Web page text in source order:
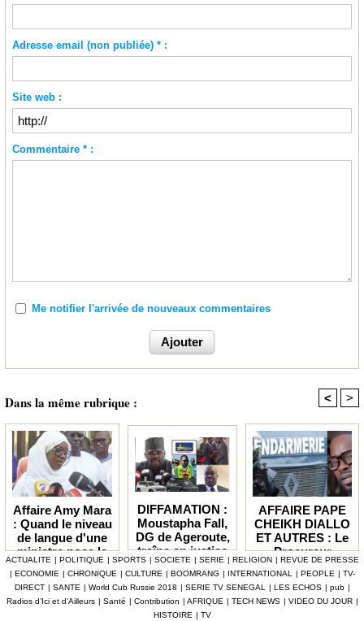
Adresse email (non publiée) * :
Site web :
Commentaire * :
Me notifier l'arrivée de nouveaux commentaires
Dans la même rubrique : < >
Affaire Amy Mara
: Quand le niveau
de langue d'une
ministre pose la
question de la
compétence et de
la crédibilité de
l'État
DIFFAMATION :
Moustapha Fall,
DG de Ageroute,
traîne en justice
l’ex DRH Cheikh
Amet Tidiane
Thiam
AFFAIRE PAPE
CHEIKH DIALLO
ET AUTRES : Le
Procureur
interjette appel et
maintient en
prison ceux qui
ont été placés
ACTUALITE | POLITIQUE | SPORTS | SOCIETE | SERIE | RELIGION | REVUE DE PRESSE
| ECONOMIE | CHRONIQUE | CULTURE | BOOMRANG | INTERNATIONAL | PEOPLE | TV-
DIRECT | SANTE | World Cub Russie 2018 | SERIE TV SENEGAL | LES ECHOS | pub |
Radios d’Ici et d’Ailleurs | Santé | Contribution | AFRIQUE | TECH NEWS | VIDEO DU JOUR |
HISTOIRE | TV